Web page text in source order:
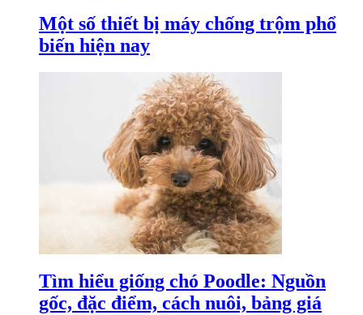
Một số thiết bị máy chống trộm phổ
biến hiện nay
Tìm hiểu giống chó Poodle: Nguồn
gốc, đặc điểm, cách nuôi, bảng giá